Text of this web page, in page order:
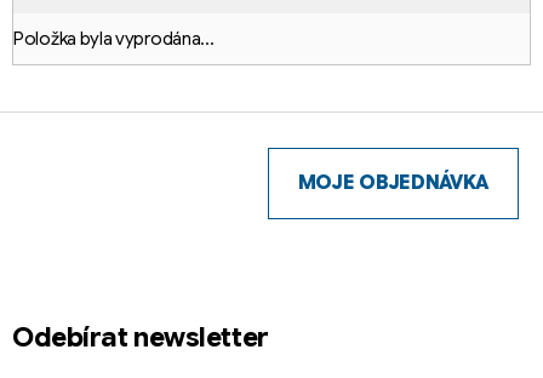
Položka byla vyprodána…
Odebírat newsletter
MOJE OBJEDNÁVKA